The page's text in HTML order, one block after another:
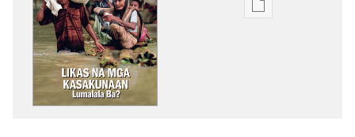
Opsiyon